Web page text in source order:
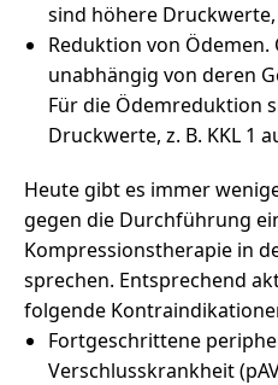
sind höhere Druckwerte,
Reduktion von
unabhängig von deren
Für die Ödemreduktion
Druckwerte, z. B. KKL 1
Heute gibt es immer
gegen die Durchführung
Kompressionstherapie in
sprechen. Entsprechend
folgende
Fortgeschrittene
Verschlusskrankheit